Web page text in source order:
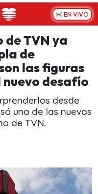
EN VIVO
TVN ya
de
las figuras
desafío
desde
una de las nuevas
de TVN.